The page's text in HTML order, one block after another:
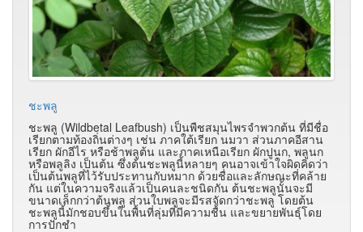
ชะพลู
ชะพลู (Wildbetal Leafbush) เป็นพืชสมุนไพรจำพวกต้น ที่มีชื่อ
เรียกตามท้องถิ่นต่างๆ เช่น ภาคใต้เรียก นมวา ส่วนภาคอีสาน
เรียก ผักอีไร หรือช้าพลูต้น และภาคเหนือเรียก ผักปูนก, พลูนก
หรือพลูลิง เป็นต้น ซึ่งต้นชะพลูนี้หลายๆ คนอาจเข้าใจผิดคิดว่า
เป็นต้นพลูที่ไว้รับประทานกับหมาก ด้วยชื่อและลักษณะที่คล้าย
กัน แต่ในความจริงแล้วเป็นคนละชนิดกัน ต้นชะพลูนั้นจะมี
ขนาดเล็กกว่าต้นพลู ส่วนใบพลูจะมีรสจัดกว่าชะพลู โดยต้น
ชะพลูนี้มักชอบขึ้นในพื้นที่ลุ่มที่มีความชื้น และขยายพันธุ์โดย
การปักชำ